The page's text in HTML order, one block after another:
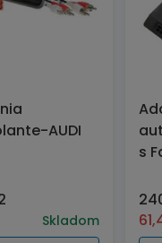
AUDI
Skladom
s